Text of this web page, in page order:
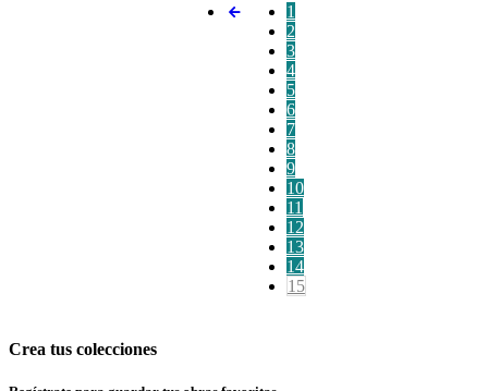
1
2
3
4
5
6
7
8
9
10
11
12
13
14
15
Crea tus colecciones